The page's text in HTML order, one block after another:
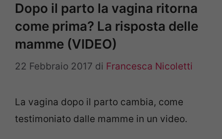
Dopo il parto la vagina ritorna
come prima? La risposta delle
mamme (VIDEO)
22 Febbraio 2017 di Francesca Nicoletti
La vagina dopo il parto cambia, come
testimoniato dalle mamme in un video.